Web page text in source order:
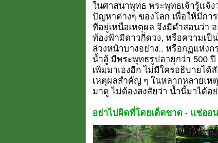
ในศาสนาพุทธ พระพุทธเจ้ารู้แจ้
ปัญหาต่างๆ ของโลก เพื่อให้มีกา
ที่อยู่เหนือเหตุผล จึงมีคำสอนว่า
ท้องฟ้ามีดาวกี่ดวง, หรือความเ
ล่วงหน้าบางอย่าง.. หรือกฏแห่งก
น้ำฮู้ มีพระพุทธรูปอายุกว่า 500
เพิ่มมาเองอีก ไม่มีใครอธิบายได้
เหตุผลสำคัญ ๆ ในหลากหลายเ
มาดู ไม่ต้องสงสัยว่า น้ำนี้มาได้อย่
อย่าไปผิดที่โดยเด็ดขาด - แช่ออ